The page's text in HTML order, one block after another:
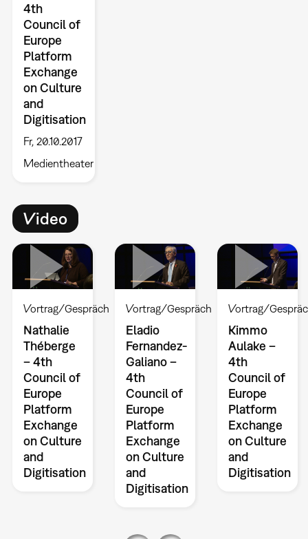
4th
Council of
Europe
Platform
Exchange
on Culture
and
Digitisation
Fr, 20.10.2017
Medientheater
Video
Vortrag/Gespräch
Nathalie
Théberge
– 4th
Council of
Europe
Platform
Exchange
on Culture
and
Digitisation
Vortrag/Gespräch
Eladio
Fernandez-
Galiano –
4th
Council of
Europe
Platform
Exchange
on Culture
and
Digitisation
Vortrag/
Kimmo
Aulake –
4th
Council of
Europe
Platform
Exchange
on Culture
and
Digitisation